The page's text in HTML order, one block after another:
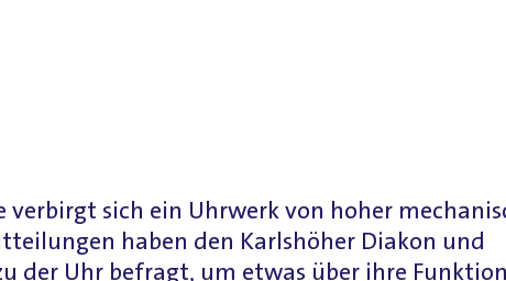
verbirgt sich ein Uhrwerk von hoher
haben den Karlshöher Diakon und
der Uhr befragt, um etwas über ihre